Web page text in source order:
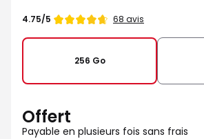
Note
4.75/5 68 avis
256 Go
Offert
Payable en plusieurs fois sans frais